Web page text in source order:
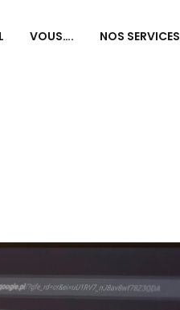
VOUS…. NOS SERVICES